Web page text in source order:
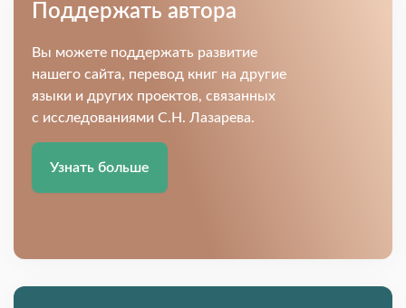
Поддержать автора
Вы можете поддержать развитие
нашего сайта, перевод книг на другие
языки и других проектов, связанных
с исследованиями С.Н. Лазарева.
Узнать больше